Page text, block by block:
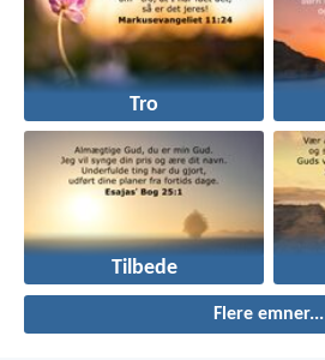
Tro
Tilbede
Flere emner...